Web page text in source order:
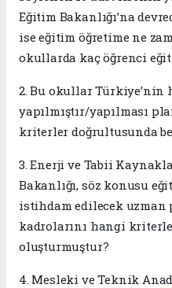
Eğitim Bakanlığı’na
ise eğitim öğretime ne
okullarda kaç öğrenci
2. Bu okullar
yapılmıştır/yapılması
kriterler doğrultusunda
3. Enerji ve Tabii
Bakanlığı, söz konusu
istihdam edilecek uzman
kadrolarını hangi
oluşturmuştur?
4. Mesleki ve Teknik